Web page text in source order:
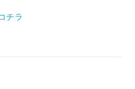
チラ